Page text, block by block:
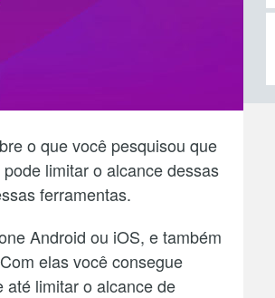
o que você pesquisou que
limitar o alcance dessas
ferramentas.
Android ou iOS, e também
elas você consegue
até limitar o alcance de